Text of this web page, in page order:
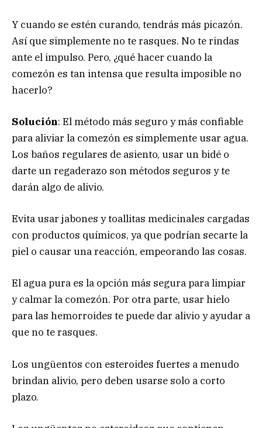
Y cuando se estén curando, tendrás más picazón.
Así que simplemente no te rasques. No te rindas
ante el impulso. Pero, ¿qué hacer cuando la
comezón es tan intensa que resulta imposible no
hacerlo?
Solución: El método más seguro y más confiable
para aliviar la comezón es simplemente usar agua.
Los baños regulares de asiento, usar un bidé o
darte un regaderazo son métodos seguros y te
darán algo de alivio.
Evita usar jabones y toallitas medicinales cargadas
con productos químicos, ya que podrían secarte la
piel o causar una reacción, empeorando las cosas.
El agua pura es la opción más segura para limpiar
y calmar la comezón. Por otra parte, usar hielo
para las hemorroides te puede dar alivio y ayudar a
que no te rasques.
Los ungüentos con esteroides fuertes a menudo
brindan alivio, pero deben usarse solo a corto
plazo.